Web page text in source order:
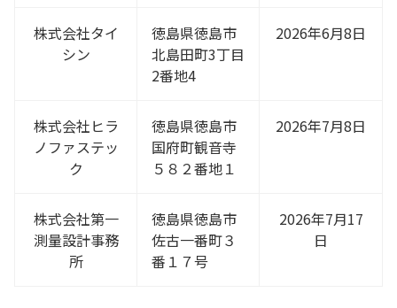
株式会社タイ
シン
徳島県徳島市
北島田町3丁目
2番地4
2026年6月8日
株式会社ヒラ
ノファステッ
ク
徳島県徳島市
国府町観音寺
５８２番地１
2026年7月8日
株式会社第一
測量設計事務
所
徳島県徳島市
佐古一番町３
番１７号
2026年7月17
日